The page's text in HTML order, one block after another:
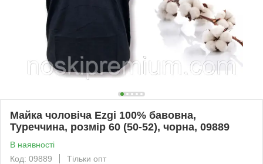
Майка чоловіча Ezgi 100% бавовна,
Туреччина, розмір 60 (50-52), чорна, 09889
В наявності
Код: 09889
Тільки опт